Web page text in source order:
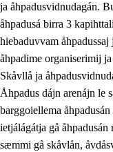
ja åhpadusvidnudagán.
åhpadusá birra 3
hiebaduvvam
åhpadime organiserimij
Skåvllå ja
Åhpadus dájn arenájn le
barggoiellema
ietjálágátja gå
sæmmi gå skåvlån,